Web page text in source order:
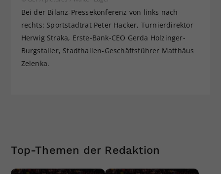
Bei der Bilanz-Pressekonferenz von links nach
rechts: Sportstadtrat Peter Hacker, Turnierdirektor
Herwig Straka, Erste-Bank-CEO Gerda Holzinger-
Burgstaller, Stadthallen-Geschäftsführer Matthäus
Zelenka.
Top-Themen der Redaktion